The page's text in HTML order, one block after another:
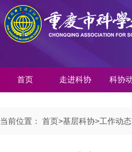
首页 走进科协 科协
当前位置： 首页>基层科协>工作动态